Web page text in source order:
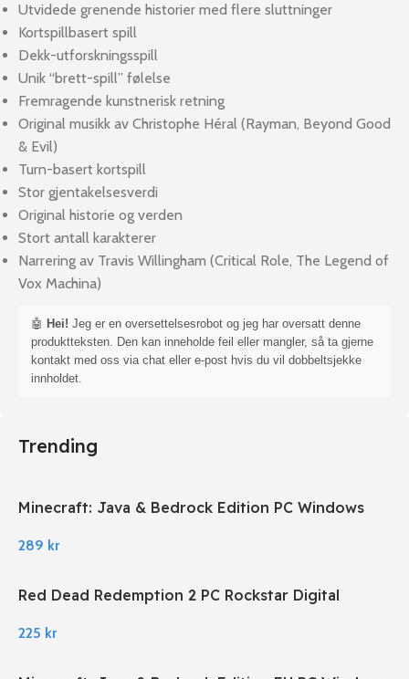
Utvidede grenende historier med flere sluttninger
Kortspillbasert spill
Dekk-utforskningsspill
Unik “brett-spill” følelse
Fremragende kunstnerisk retning
Original musikk av Christophe Héral (Rayman, Beyond Good
& Evil)
Turn-basert kortspill
Stor gjentakelsesverdi
Original historie og verden
Stort antall karakterer
Narrering av Travis Willingham (Critical Role, The Legend of
Vox Machina)
🤖 Hei! Jeg er en oversettelsesrobot og jeg har oversatt denne
produktteksten. Den kan inneholde feil eller mangler, så ta gjerne
kontakt med oss via chat eller e-post hvis du vil dobbeltsjekke
innholdet.
Trending
Minecraft: Java & Bedrock Edition PC Windows
289 kr
Red Dead Redemption 2 PC Rockstar Digital
225 kr